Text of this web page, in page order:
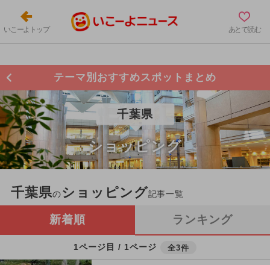
いこーよトップ あとで読む
テーマ別おすすめスポットまとめ
千葉県
ショッピング
千葉県のショッピング記事一覧
新着順 ランキング
1ページ目 / 1ページ 全3件